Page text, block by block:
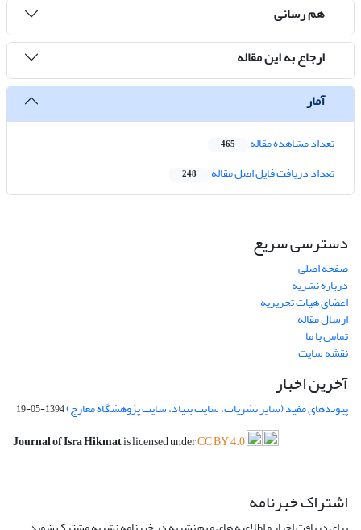
هم رسانی
ارجاع به این مقاله
آمار
تعداد مشاهده مقاله 465
تعداد دریافت فایل اصل مقاله 248
دسترسی سریع
صفحه اصلی
درباره نشریه
اعضای هیات تحریریه
ارسال مقاله
تماس با ما
نقشه سایت
آخرین اخبار
پیوندهای مفید (سایر نشریات، سایت بنیاد، سایت پژوهشگاه معارج)1394-05-19
Journal of Isra Hikmatis licensed underCC BY 4.0
اشتراک خبرنامه